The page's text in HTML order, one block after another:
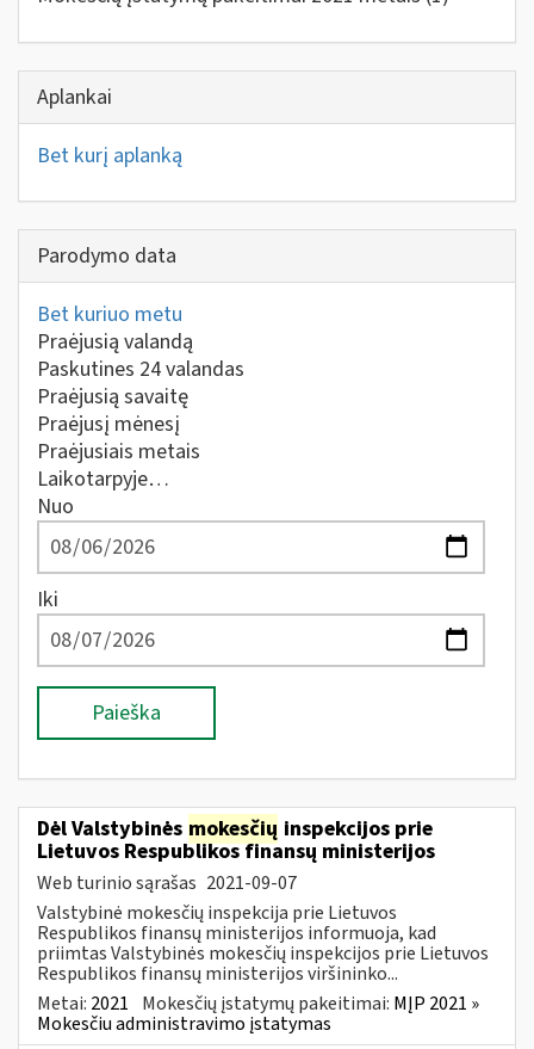
Aplankai
Bet kurį aplanką
Parodymo data
Bet kuriuo metu
Praėjusią valandą
Paskutines 24 valandas
Praėjusią savaitę
Praėjusį mėnesį
Praėjusiais metais
Laikotarpyje…
Nuo
Iki
Paieška
Dėl Valstybinės mokesčių inspekcijos prie
Lietuvos Respublikos finansų ministerijos
Web turinio sąrašas 2021-09-07
Valstybinė mokesčių inspekcija prie Lietuvos
Respublikos finansų ministerijos informuoja, kad
priimtas Valstybinės mokesčių inspekcijos prie Lietuvos
Respublikos finansų ministerijos viršininko...
Metai: 2021 Mokesčių įstatymų pakeitimai: MĮP 2021 »
Mokesčiu administravimo įstatymas